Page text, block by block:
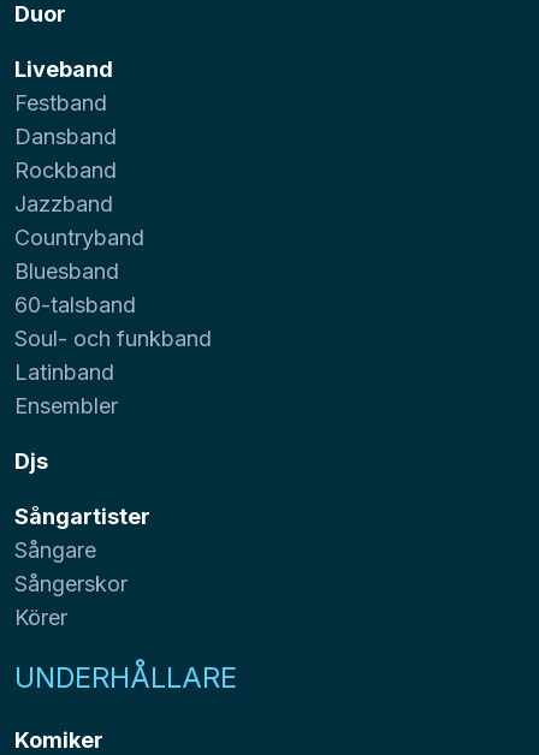
Duor
Liveband
Festband
Dansband
Rockband
Jazzband
Countryband
Bluesband
60-talsband
Soul- och funkband
Latinband
Ensembler
Djs
Sångartister
Sångare
Sångerskor
Körer
UNDERHÅLLARE
Komiker